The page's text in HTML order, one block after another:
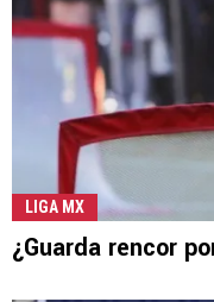
LIGA MX
¿Guarda rencor